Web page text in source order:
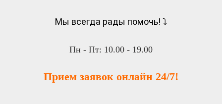
Мы всегда рады помочь! ⤵
Пн - Пт: 10.00 - 19.00
Прием заявок онлайн 24/7!